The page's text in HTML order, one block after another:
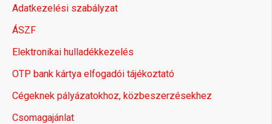
Adatkezelési szabályzat
ÁSZF
Elektronikai hulladékkezelés
OTP bank kártya elfogadói tájékoztató
Cégeknek pályázatokhoz, közbeszerzésekhez
Csomagajánlat